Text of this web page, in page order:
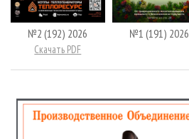
№2 (192) 2026
Скачать PDF
№1 (191) 2026